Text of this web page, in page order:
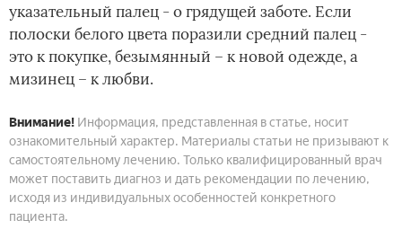
указательный палец - о грядущей заботе. Если
полоски белого цвета поразили средний палец -
это к покупке, безымянный – к новой одежде, а
мизинец – к любви.
Внимание! Информация, представленная в статье, носит
ознакомительный характер. Материалы статьи не призывают к
самостоятельному лечению. Только квалифицированный врач
может поставить диагноз и дать рекомендации по лечению,
исходя из индивидуальных особенностей конкретного
пациента.